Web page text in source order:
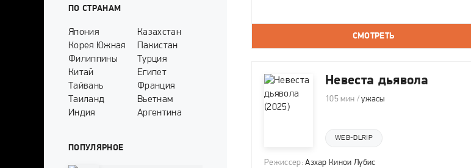
жизнь супругов вмешалась потусторонняя сила.
Злой призрак, одержимый Эчей и постепенно
СМОТРЕТЬ
Невеста дьявола
105 мин /ужасы
WEB-DLRIP
Режиссер: Азхар Кинои Лубис
ПО СТРАНАМ
Япония
Корея Южная
Филиппины
Китай
Тайвань
Таиланд
Индия
Казахстан
Пакистан
Турция
Египет
Франция
Вьетнам
Аргентина
ПОПУЛЯРНОЕ